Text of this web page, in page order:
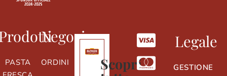
PASTA
Negozio
ORDINI Scopri
Legale
GESTIONE